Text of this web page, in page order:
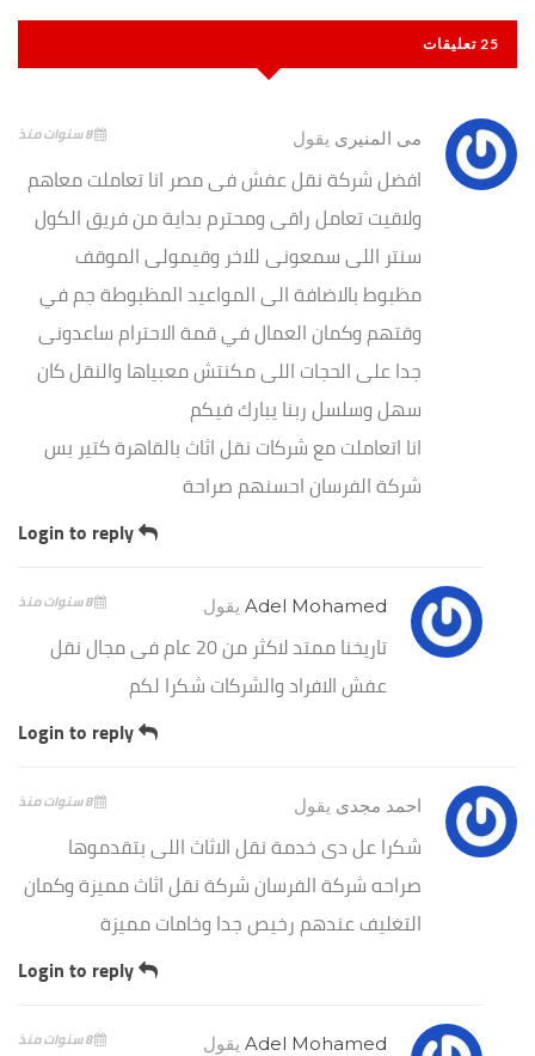
25 تعليقات
مى المنيرى يقول 8 سنوات منذ
افضل شركة نقل عفش فى مصر انا تعاملت معاهم
ولاقيت تعامل راقى ومحترم بداية من فريق الكول
سنتر اللى سمعونى للاخر وقيمولى الموقف
مظبوط بالاضافة الى المواعيد المظبوطة جم في
وقتهم وكمان العمال في قمة الاحترام ساعدونى
جدا على الحجات اللى مكنتش معبياها والنقل كان
سهل وسلسل ربنا يبارك فيكم
انا اتعاملت مع شركات نقل اثاث بالقاهرة كتير بس
شركة الفرسان احسنهم صراحة
Adel Mohamed يقول 8 سنوات منذ
تاريخنا ممتد لاكثر من 20 عام فى مجال نقل
عفش الافراد والشركات شكرا لكم
احمد مجدى يقول 8 سنوات منذ
شكرا عل دى خدمة نقل الاثاث اللى بتقدموها
صراحه شركة الفرسان شركة نقل اثاث مميزة وكمان
التغليف عندهم رخيص جدا وخامات مميزة
Adel Mohamed يقول 8 سنوات منذ